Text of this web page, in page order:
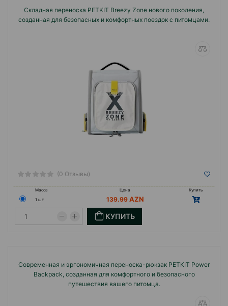
Складная переноска PETKIT Breezy Zone нового поколения,
созданная для безопасных и комфортных поездок с питомцами.
(0 Отзывы)
Масса Цена
Купить
1 шт
139.99
КУПИТЬ
Современная и эргономичная переноска-рюкзак PETKIT Power
Backpack, созданная для комфортного и безопасного
путешествия вашего питомца.